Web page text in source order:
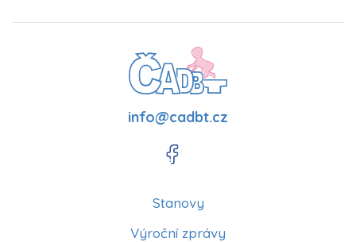
info@cadbt.cz
Stanovy
Výroční zprávy